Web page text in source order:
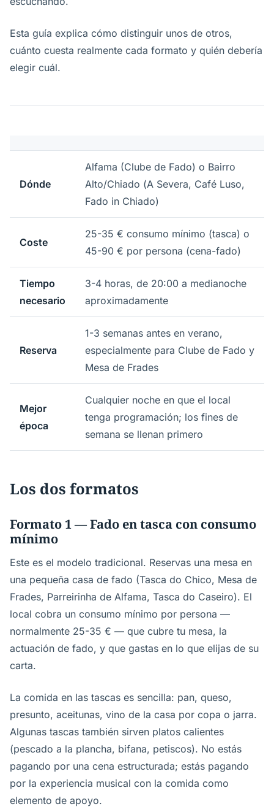
Esta guía explica cómo distinguir unos de otros,
cuánto cuesta realmente cada formato y quién debería
elegir cuál.
Dónde
Alfama (Clube de Fado) o Bairro
Alto/Chiado (A Severa, Café Luso,
Fado in Chiado)
Coste
25-35 € consumo mínimo (tasca) o
45-90 € por persona (cena-fado)
Tiempo
necesario
3-4 horas, de 20:00 a medianoche
aproximadamente
Reserva
1-3 semanas antes en verano,
especialmente para Clube de Fado y
Mesa de Frades
Mejor
época
Cualquier noche en que el local
tenga programación; los fines de
semana se llenan primero
Los dos formatos
Formato 1 — Fado en tasca con consumo
mínimo
Este es el modelo tradicional. Reservas una mesa en
una pequeña casa de fado (Tasca do Chico, Mesa de
Frades, Parreirinha de Alfama, Tasca do Caseiro). El
local cobra un consumo mínimo por persona —
normalmente 25-35 € — que cubre tu mesa, la
actuación de fado, y que gastas en lo que elijas de su
carta.
La comida en las tascas es sencilla: pan, queso,
presunto, aceitunas, vino de la casa por copa o jarra.
Algunas tascas también sirven platos calientes
(pescado a la plancha, bifana, petiscos). No estás
pagando por una cena estructurada; estás pagando
por la experiencia musical con la comida como
elemento de apoyo.